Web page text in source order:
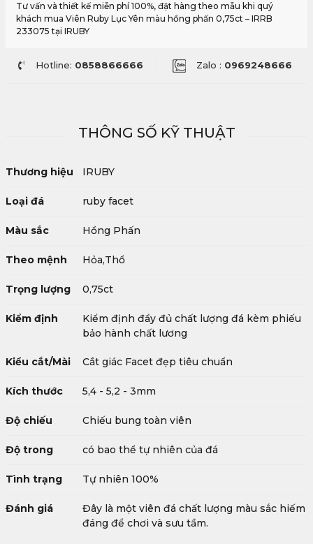
Tư vấn và thiết kế miễn phí 100%, đặt hàng theo mẫu khi quý
khách mua Viên Ruby Lục Yên màu hồng phấn 0,75ct – IRRB
233075 tại IRUBY
Hotline: 0858866666 Zalo : 0969248666
THÔNG SỐ KỸ THUẬT
Thương hiệu IRUBY
Loại đá ruby facet
Màu sắc Hồng Phấn
Theo mệnh Hỏa,Thổ
Trọng lượng 0,75ct
Kiểm định
Kiểm định đầy đủ chất lượng đá kèm phiếu
bảo hành chất lương
Kiểu cắt/Mài Cắt giác Facet đẹp tiêu chuẩn
Kích thước 5,4 - 5,2 - 3mm
Độ chiếu Chiếu bung toàn viên
Độ trong có bao thể tự nhiên của đá
Tình trạng Tự nhiên 100%
Đánh giá
Đây là một viên đá chất lượng màu sắc hiếm
đáng để chơi và sưu tầm.